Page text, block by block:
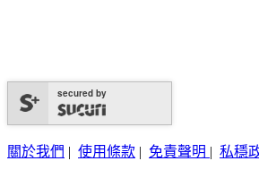
secured by
關於我們 | 使用條款 | 免責聲明 | 私穩